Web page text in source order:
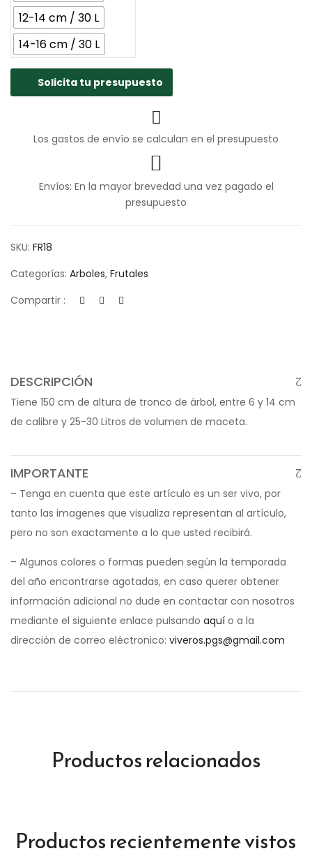
12-14 cm / 30 L
14-16 cm / 30 L
Solicita tu presupuesto
Los gastos de envío se calculan en el presupuesto
Envíos: En la mayor brevedad una vez pagado el
presupuesto
SKU: FR18
Categorías: Arboles, Frutales
Compartir :
DESCRIPCIÓN
Tiene 150 cm de altura de tronco de árbol, entre 6 y 14 cm
de calibre y 25-30 Litros de volumen de maceta.
IMPORTANTE
– Tenga en cuenta que este artículo es un ser vivo, por
tanto las imagenes que visualiza representan al artículo,
pero no son exactamente a lo que usted recibirá.
– Algunos colores o formas pueden según la temporada
del año encontrarse agotadas, en caso querer obtener
información adicional no dude en contactar con nosotros
mediante el siguiente enlace pulsando aquí o a la
dirección de correo eléctronico: viveros.pgs@gmail.com
Productos relacionados
Productos recientemente vistos